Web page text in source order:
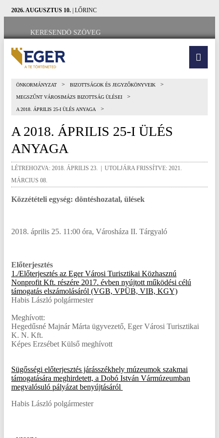
2026. AUGUSZTUS 10. | LŐRINC
ÖNKORMÁNYZAT > BIZOTTSÁGOK ÉS JEGYZŐKÖNYVEIK >
MEGSZŰNT VÁROSIMÁZS BIZOTTSÁG ÜLÉSEI >
A 2018. ÁPRILIS 25-I ÜLÉS ANYAGA >
A 2018. ÁPRILIS 25-I ÜLÉS
ANYAGA
LÉTREHOZVA: 2018. ÁPRILIS 23. | UTOLJÁRA FRISSÍTVE: 2021.
MÁRCIUS 08.
Közzétételi egység: döntéshozatal, ülések
2018. április 25. 11:00 óra, Városháza II. Tárgyaló
Előterjesztés
1./Előterjesztés az Eger Városi Turisztikai Közhasznú
Nonprofit Kft. részére 2017. évben nyújtott működési célú
támogatás elszámolásáról (VGB, VPÜB, VIB, KGY)
Habis László polgármester
Meghívott:
Hegedűsné Majnár Márta ügyvezető, Eger Városi Turisztikai
K. N. Kft.
Képes Erzsébet Külső meghívott
Sügősségi előterjesztés járásszékhely múzeumok szakmai
támogatására meghirdetett, a Dobó István Vármúzeumban
megvalósuló pályázat benyújtásáról
Habis László polgármester